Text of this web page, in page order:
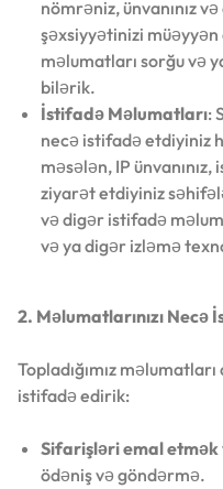
nömrəniz, ünvanınız
şəxsiyyətinizi
məlumatları sorğu və
bilərik.
İstifadə Məlumatları:
necə istifadə etdiyiniz
məsələn, IP
ziyarət etdiyiniz
və digər istifadə
və ya digər izləmə
2. Məlumatlarınızı
Topladığımız
istifadə edirik:
Sifarişləri emal
ödəniş və göndərmə.